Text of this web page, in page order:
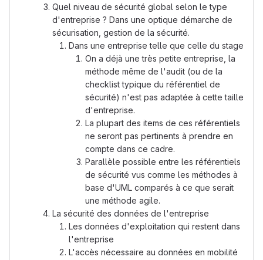
Quel niveau de sécurité global selon le type
d'entreprise ? Dans une optique démarche de
sécurisation, gestion de la sécurité.
Dans une entreprise telle que celle du stage
On a déjà une très petite entreprise, la
méthode même de l'audit (ou de la
checklist typique du référentiel de
sécurité) n'est pas adaptée à cette taille
d'entreprise.
La plupart des items de ces référentiels
ne seront pas pertinents à prendre en
compte dans ce cadre.
Parallèle possible entre les référentiels
de sécurité vus comme les méthodes à
base d'UML comparés à ce que serait
une méthode agile.
La sécurité des données de l'entreprise
Les données d'exploitation qui restent dans
l'entreprise
L'accès nécessaire au données en mobilité